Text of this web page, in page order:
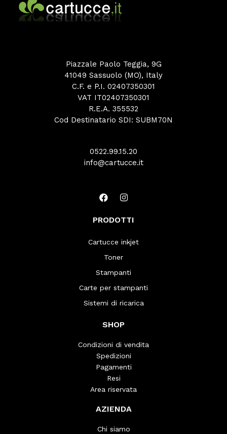
Piazzale Paolo Teggia, 9G
41049 Sassuolo (MO), Italy
C.F. e P.I. 02407350301
VAT IT02407350301
R.E.A. 355532
Cod Destinatario SDI: SUBM70N
0522.99.15.20
info@cartucce.it
PRODOTTI
Cartucce inkjet
Toner
Stampanti
Carte per stampanti
Sistemi di ricarica
SHOP
Condizioni di vendita
Spedizioni
Pagamenti
Resi
Area riservata
AZIENDA
Chi siamo